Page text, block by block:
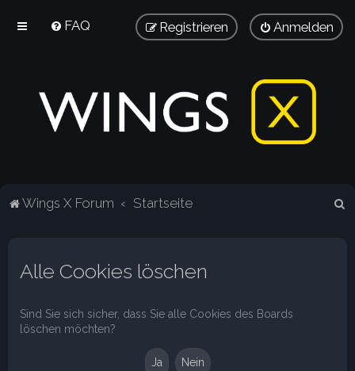
FAQ Anmelden
Registrieren
Wings X Forum Startseite
Alle Cookies löschen
Sind Sie sich sicher, dass Sie alle Cookies des Boards
löschen möchten?